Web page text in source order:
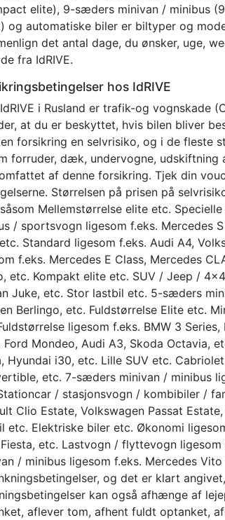
elite), 9-sæders minivan / minibus
og automatiske biler er biltyper og
det antal dage, du ønsker, uge,
fra IdRIVE.
hos IdRIVE
i Rusland er trafik-og vognskade
at du er beskyttet, hvis bilen bliver
forsikring en selvrisiko, og i de fleste
forruder, dæk, undervogne,
af denne forsikring. Tjek din
Størrelsen på prisen på
Mellemstørrelse elite etc.
/ sportsvogn ligesom f.eks. Mercedes
Standard ligesom f.eks. Audi A4,
f.eks. Mercedes E Class, Mercedes
etc. Kompakt elite etc. SUV / Jeep /
Juke, etc. Stor lastbil etc. 5-sæders
Berlingo, etc. Fuldstørrelse Elite etc.
ligesom f.eks. BMW 3
Ford Mondeo, Audi A3, Skoda Octavia,
Hyundai i30, etc. Lille SUV etc.
etc. 7-sæders minivan / minibus
/ stasjonsvogn / kombibiler /
Clio Estate, Volkswagen Passat
etc. Elektriske biler etc. Økonomi
etc. Lastvogn / flyttevogn
/ minibus ligesom f.eks. Mercedes
og det er klart
kan også afhænge af
aflever tom, afhent fuldt optanket,